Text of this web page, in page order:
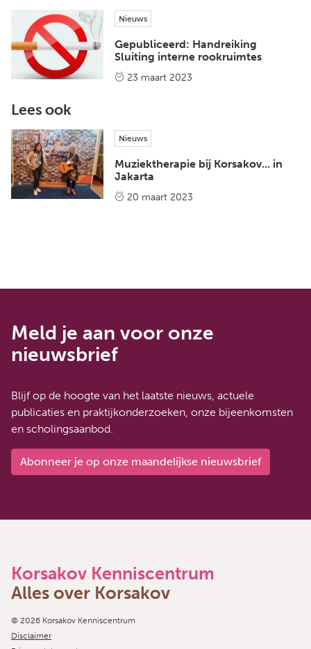
Nieuws
Gepubliceerd: Handreiking
Sluiting interne rookruimtes
23 maart 2023
Lees ook
Nieuws
Muziektherapie bij Korsakov... in
Jakarta
20 maart 2023
Meld je aan voor onze
nieuwsbrief
Blijf op de hoogte van het laatste nieuws, actuele
publicaties en praktijkonderzoeken, onze bijeenkomsten
en scholingsaanbod.
Abonneer je op onze maandelijkse nieuwsbrief
Korsakov Kenniscentrum
Alles over Korsakov
Copyright navigation
© 2026 Korsakov Kenniscentrum
Disclaimer